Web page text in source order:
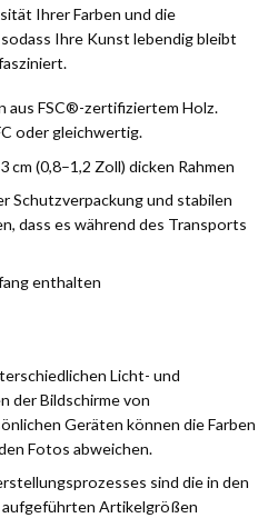
Ihrer Farben und die
Ihre Kunst lebendig bleibt
aus FSC®-zertifiziertem Holz.
oder gleichwertig.
cm (0,8–1,2 Zoll) dicken Rahmen
Schutzverpackung und stabilen
dass es während des Transports
enthalten
Licht- und
der Bildschirme von
Geräten können die Farben
Fotos abweichen.
sind die in den
aufgeführten Artikelgrößen